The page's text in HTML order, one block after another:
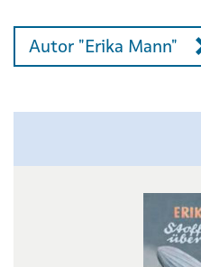
Autor "Erika Mann"